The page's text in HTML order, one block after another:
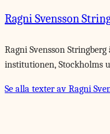
Ragni Svensson
Ragni Svensson
institutionen, Stockholms
Se alla texter av Ragni